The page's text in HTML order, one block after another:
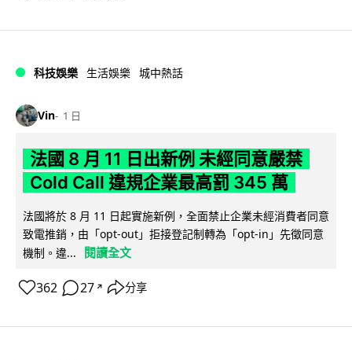
科技娛樂 生活娛樂 城中熱話
Vin 1 日
法國 8 月 11 日出新例 未經同意嚴禁
Cold Call 違規企業最高罰 345 萬
法國將於 8 月 11 日起實施新例，全面禁止企業未經消費者同意
致電推銷，由「opt-out」拒接登記制轉為「opt-in」先徵同意
機制。違...
閱讀全文
362 27 ↗ 分享